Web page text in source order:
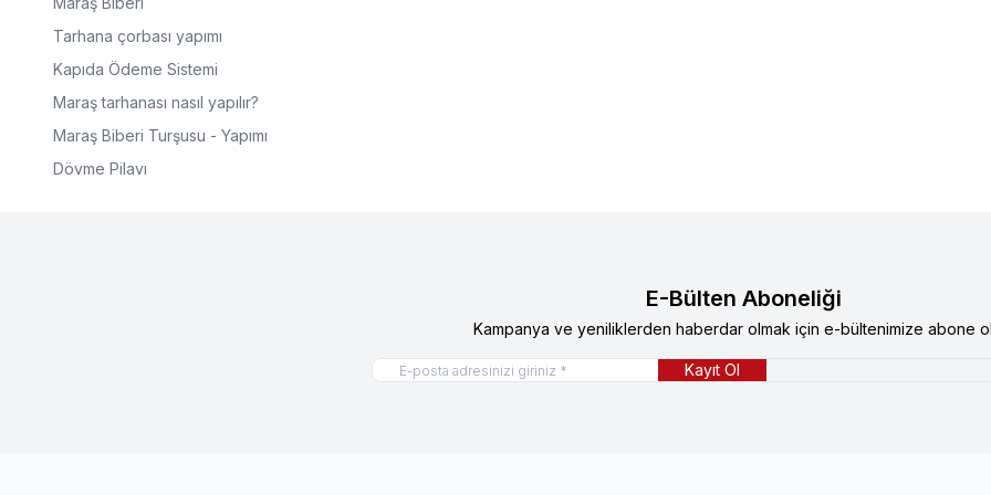
Tarhana çorbası yapımı
Kapıda Ödeme Sistemi
Maraş tarhanası nasıl yapılır?
Maraş Biberi Turşusu - Yapımı
Dövme Pilavı
E-Bülten Aboneliği
Kampanya ve yeniliklerden haberdar olmak için e-bültenimize abone
Kayıt Ol